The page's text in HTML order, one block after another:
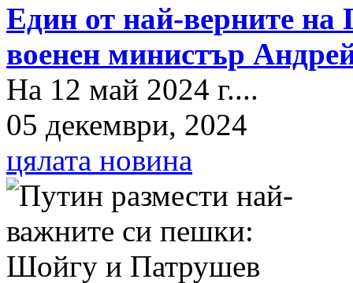
Един от най-верните на
военен министър
На 12 май 2024 г....
05 декември, 2024
цялата новина